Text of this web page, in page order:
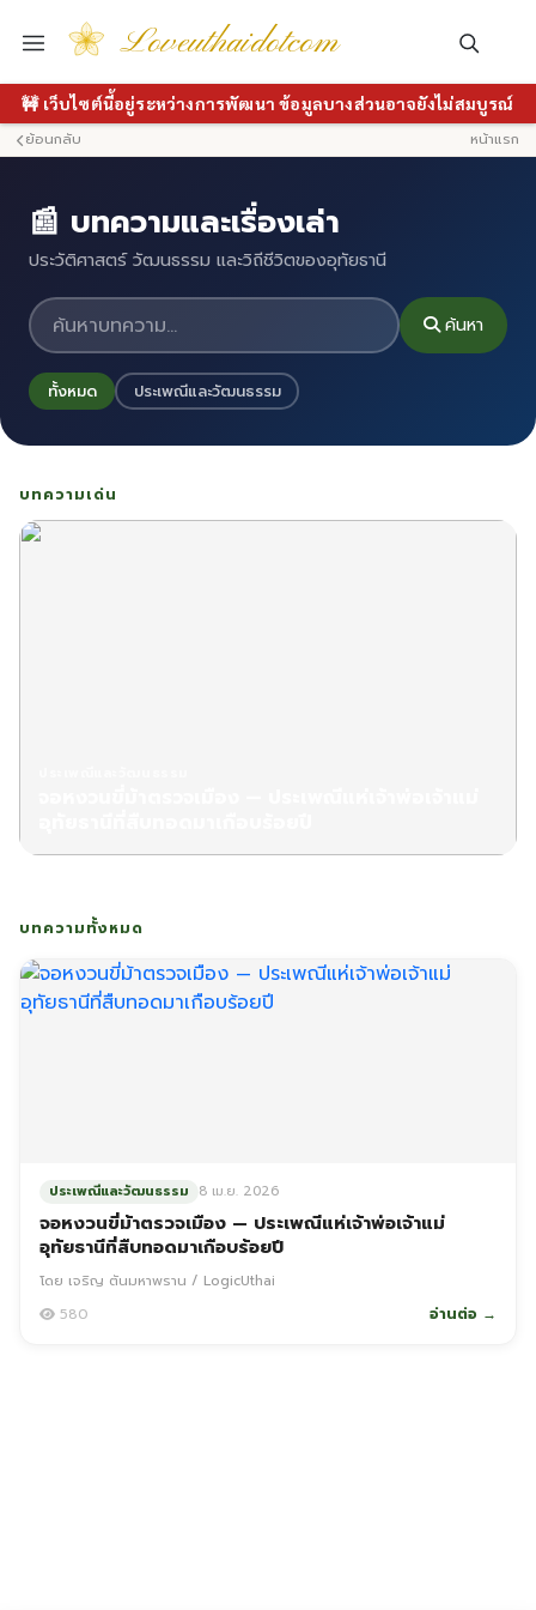
🚧 เว็บไซต์นี้อยู่ระหว่างการพัฒนา ข้อมูลบางส่วนอาจยังไม่สมบูรณ์
Loveuthaidotcom
ย้อนกลับ หน้าแรก
📰 บทความและเรื่องเล่า
ประวัติศาสตร์ วัฒนธรรม และวิถีชีวิตของอุทัยธานี
ค้นหา
ทั้งหมด ประเพณีและวัฒนธรรม
บทความเด่น
บทความทั้งหมด
ประเพณีและวัฒนธรรม 8 เม.ย. 2026
จอหงวนขี่ม้าตรวจเมือง — ประเพณีแห่เจ้าพ่อเจ้าแม่
อุทัยธานีที่สืบทอดมาเกือบร้อยปี
โดย เจริญ ตันมหาพราน / LogicUthai
580
อ่านต่อ →